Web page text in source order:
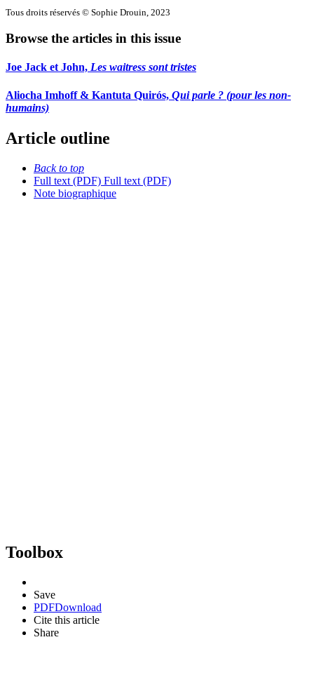
Tous droits réservés © Sophie Drouin, 2023
Browse the articles in this issue
Joe Jack et John, Les waitress sont tristes
Aliocha Imhoff & Kantuta Quirós, Qui parle ? (pour les non-
humains)
Article outline
Back to top
Full text (PDF) Full text (PDF)
Note biographique
Toolbox
Save
PDFDownload
Cite this article
Share